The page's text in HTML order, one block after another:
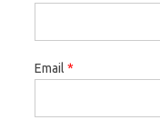
Email *